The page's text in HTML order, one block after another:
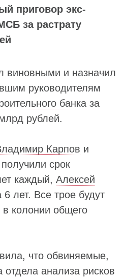
приговор экс-
за растрату
виновными и назначил
руководителям
банка за
рублей.
Карпов и
получили срок
каждый, Алексей
лет. Все трое будут
в колонии общего
что обвиняемые,
отдела анализа рисков